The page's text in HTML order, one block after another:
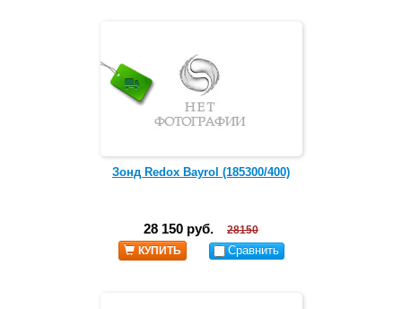
Зонд Redox Bayrol (185300/400)
28 150 руб.
28150
КУПИТЬ
Сравнить